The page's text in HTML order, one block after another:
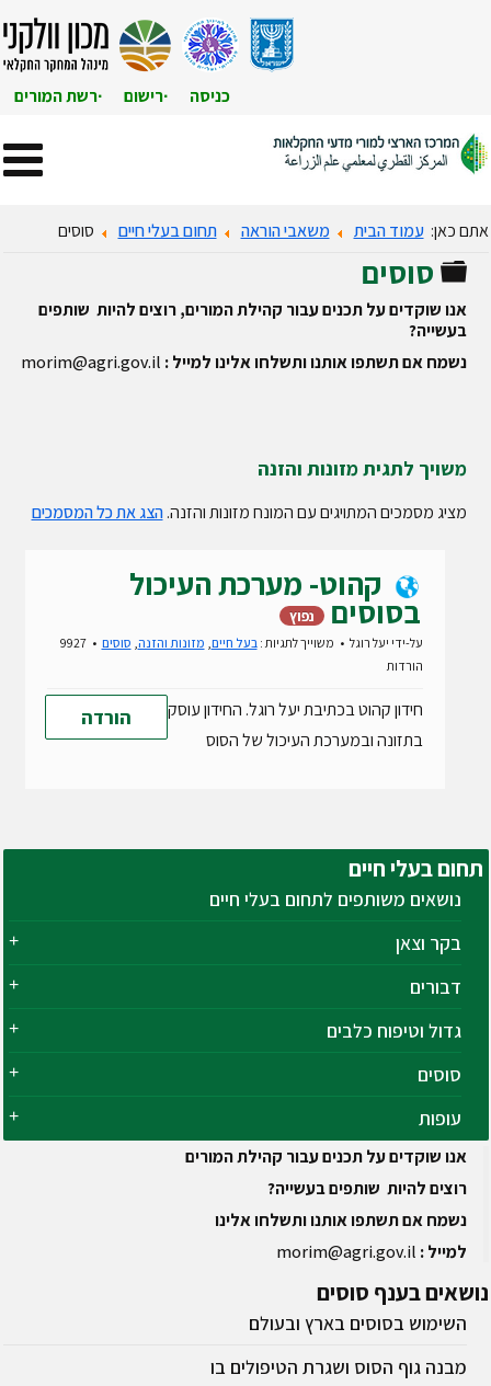
כניסה רישום רשת המורים
אתם כאן: עמוד הבית משאבי הוראה תחום בעלי חיים סוסים
תיקייה
סוסים
אנו שוקדים על תכנים עבור קהילת המורים, רוצים להיות שותפים
בעשייה?
נשמח אם תשתפו אותנו ותשלחו אלינו למייל : morim@agri.gov.il
משויך לתגית מזונות והזנה
מציג מסמכים המתויגים עם המונח מזונות והזנה.הצג את כל המסמכים
קהוט- מערכת העיכול
בסוסים נפוץ
על-ידי יעל רוגל משוייך לתגיות : בעל חיים, מזונות והזנה, סוסים
9927
הורדות
הורדה
חידון קהוט בכתיבת יעל רוגל. החידון עוסק
בתזונה ובמערכת העיכול של הסוס
תחוםבעלי חיים
נושאים משותפים לתחום בעלי חיים
בקר וצאן
דבורים
גדול וטיפוח כלבים
סוסים
עופות
אנו שוקדים על תכנים עבור קהילת המורים
רוצים להיות שותפים בעשייה?
נשמח אם תשתפו אותנו ותשלחו אלינו
למייל : morim@agri.gov.il
נושאיםבענף סוסים
השימוש בסוסים בארץ ובעולם
מבנה גוף הסוס ושגרת הטיפולים בו